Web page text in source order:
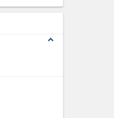
expand_less